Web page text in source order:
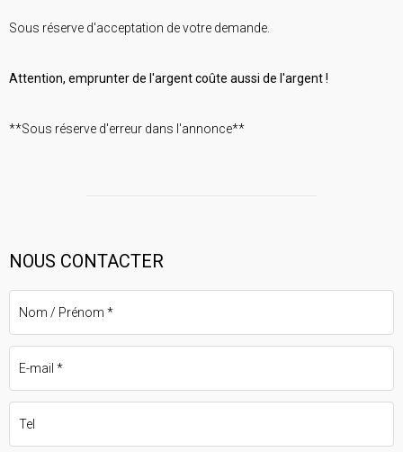
Sous réserve d'acceptation de votre demande.
Attention, emprunter de l'argent coûte aussi de l'argent !
**Sous réserve d'erreur dans l'annonce**
NOUS CONTACTER